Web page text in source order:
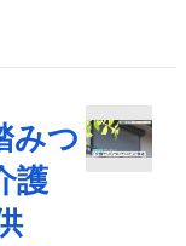
みつ
護